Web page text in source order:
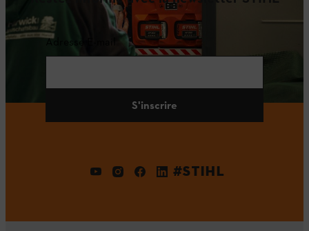
Adresse E-mail
S'inscrire
#STIHL